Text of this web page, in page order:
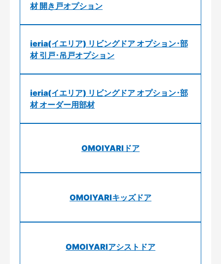
材 開き戸オプション
ieria(イエリア) リビングドア オプション･部
材 引戸･吊戸オプション
ieria(イエリア) リビングドア オプション･部
材 オーダー用部材
OMOIYARIドア
OMOIYARIキッズドア
OMOIYARIアシストドア